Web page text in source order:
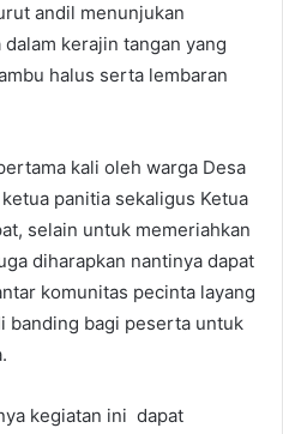
andil menunjukan
kerajin tangan yang
halus serta lembaran
kali oleh warga Desa
panitia sekaligus Ketua
selain untuk memeriahkan
diharapkan nantinya dapat
komunitas pecinta layang
banding bagi peserta untuk
kegiatan ini dapat